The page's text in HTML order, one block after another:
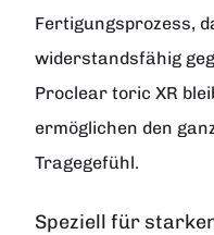
Fertigungsprozess,
widerstandsfähig
Proclear toric XR
ermöglichen den
Tragegefühl.
Speziell für